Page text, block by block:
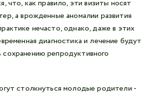
что, как правило, эти визиты носят
а врожденные аномалии развития
нечасто, однако, даже в этих
диагностика и лечение будут
сохранению репродуктивного
столкнуться молодые родители -